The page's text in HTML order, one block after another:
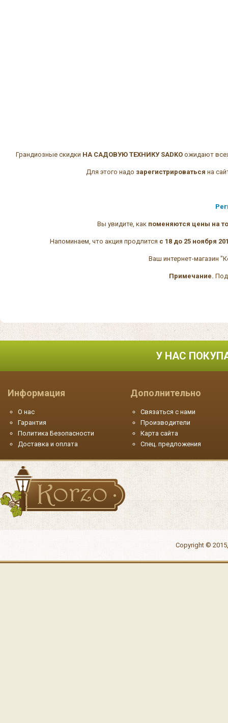
Грандиозные скидки НА САДОВУЮ ТЕХНИКУ SADKO ожидают
Для этого надо зарегистрироваться на
Вы увидите, как поменяются цены на
Напоминаем, что акция продлится с 18 до 25 ноября
Ваш интернет-магазин
Примечание.
У НАС
Информация
О нас
Гарантия
Политика Безопасности
Доставка и оплата
Дополнительно
Связаться с нами
Производители
Карта сайта
Спец. предложения
Copyright ©